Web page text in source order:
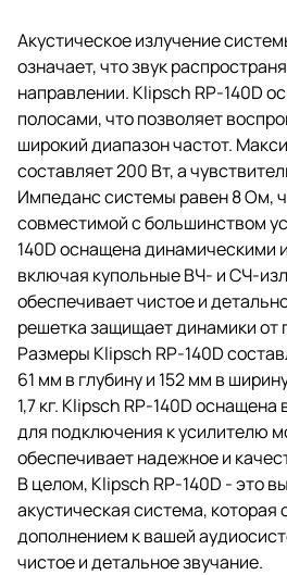
Акустическое излучение
означает, что звук
направлении. Klipsch RP-140D
полосами, что позволяет
широкий диапазон частот.
составляет 200 Вт, а
Импеданс системы равен 8 Ом,
совместимой с большинством
140D оснащена динамическими
включая купольные ВЧ- и СЧ-
обеспечивает чистое и
решетка защищает динамики от
Размеры Klipsch RP-140D
61 мм в глубину и 152 мм в
1,7 кг. Klipsch RP-140D
для подключения к усилителю
обеспечивает надежное и
В целом, Klipsch RP-140D - это
акустическая система, которая
дополнением к вашей
чистое и детальное звучание.